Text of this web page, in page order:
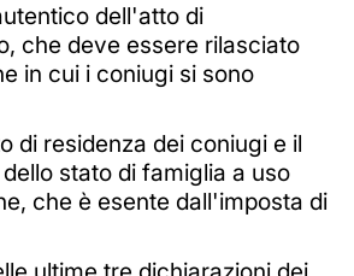
dell'atto di
che deve essere rilasciato
in cui i coniugi si sono
di residenza dei coniugi e il
stato di famiglia a uso
che è esente dall'imposta di